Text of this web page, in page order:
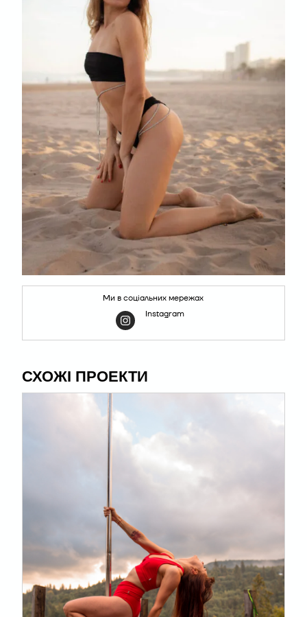
Ми в соціальних мережах
Instagram
СХОЖІ ПРОЕКТИ